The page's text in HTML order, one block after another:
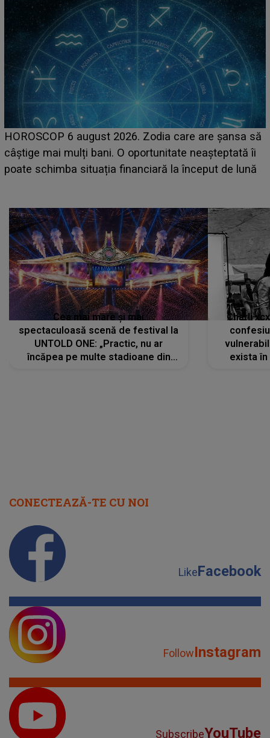
LINE-UP UNTOLD ONE, prima zi. Cine sunt artiștii
care deschid festivalul și de la ce ore au loc cele mai
așteptate concerte pe scena principală?
Cea mai mare și mai
spectaculoasă scenă de festival la
UNTOLD ONE: „Practic, nu ar
încăpea pe multe stadioane din
Charli
exista
CONECTEAZĂ-TE CU NOI
LikeFacebook
FollowInstagram
SubscribeYouTube